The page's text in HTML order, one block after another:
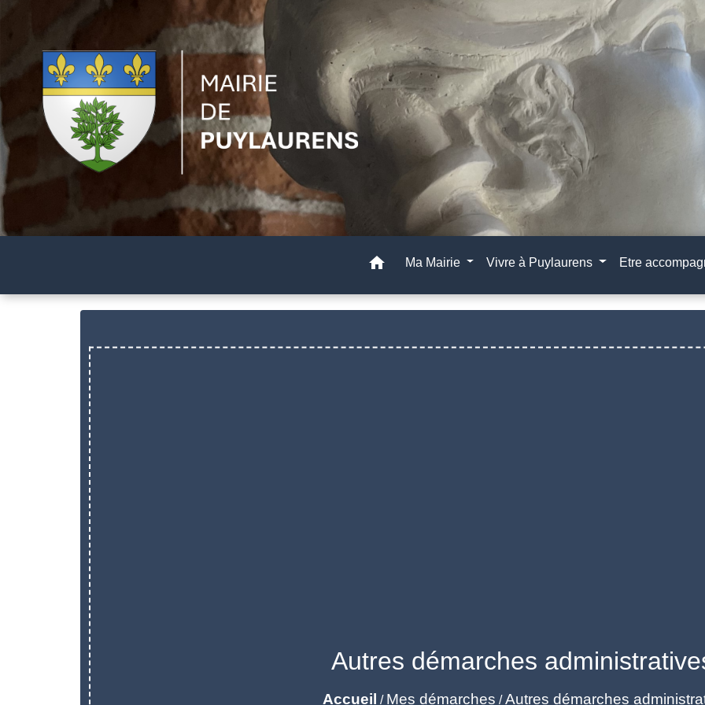
home Ma Mairie Vivre à Puylaurens Etre
Autres démarches
Accueil / Mes démarches /Autres démarches